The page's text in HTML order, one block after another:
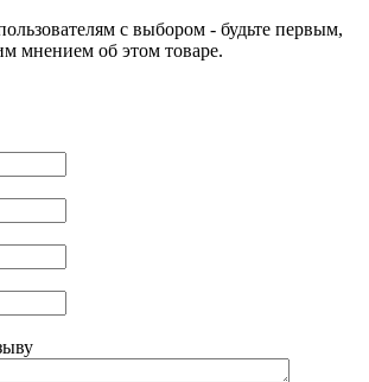
с выбором - будьте первым,
мнением об этом товаре.